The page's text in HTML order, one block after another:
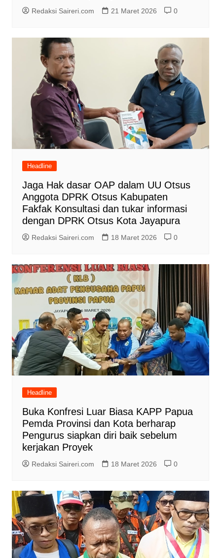
Redaksi Saireri.com 21 Maret 2026 0
Headline
Jaga Hak dasar OAP dalam UU Otsus
Anggota DPRK Otsus Kabupaten
Fakfak Konsultasi dan tukar informasi
dengan DPRK Otsus Kota Jayapura
Redaksi Saireri.com 18 Maret 2026 0
Headline
Buka Konfresi Luar Biasa KAPP Papua
Pemda Provinsi dan Kota berharap
Pengurus siapkan diri baik sebelum
kerjakan Proyek
Redaksi Saireri.com 18 Maret 2026 0